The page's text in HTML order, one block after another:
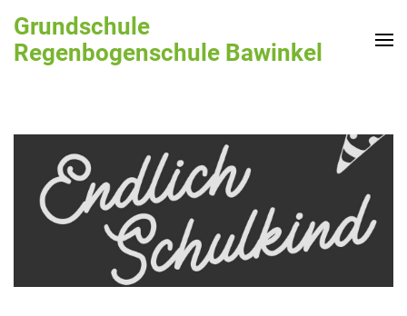
Inhalt
springen
Grundschule
Regenbogenschule Bawinkel